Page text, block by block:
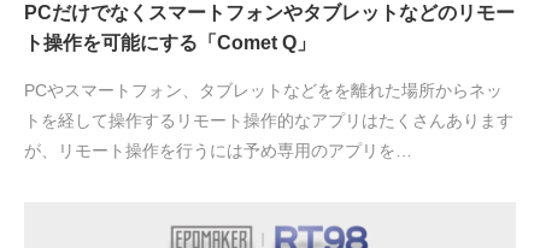
PCだけでなくスマートフォンやタブレットなどのリモー
ト操作を可能にする「Comet Q」
PCやスマートフォン、タブレットなどをを離れた場所からネッ
トを経して操作するリモート操作的なアプリはたくさんあります
が、リモート操作を行うには予め専用のアプリを…